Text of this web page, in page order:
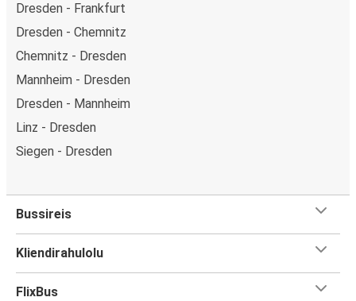
Dresden - Frankfurt
Dresden - Chemnitz
Chemnitz - Dresden
Mannheim - Dresden
Dresden - Mannheim
Linz - Dresden
Siegen - Dresden
Bussireis
Kliendirahulolu
FlixBus